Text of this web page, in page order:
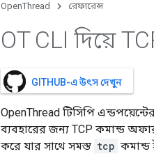
OpenThread রেফারেন্স
OT CLI দিয়ে
GITHUB-এ উৎস দেখুন
OpenThread টিসিপি
ব্যবহারের জন্য TCP কমান্ড
করে যার সাথে সমস্ত tcp কমান্ড